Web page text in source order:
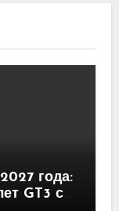
года:
GT3 с